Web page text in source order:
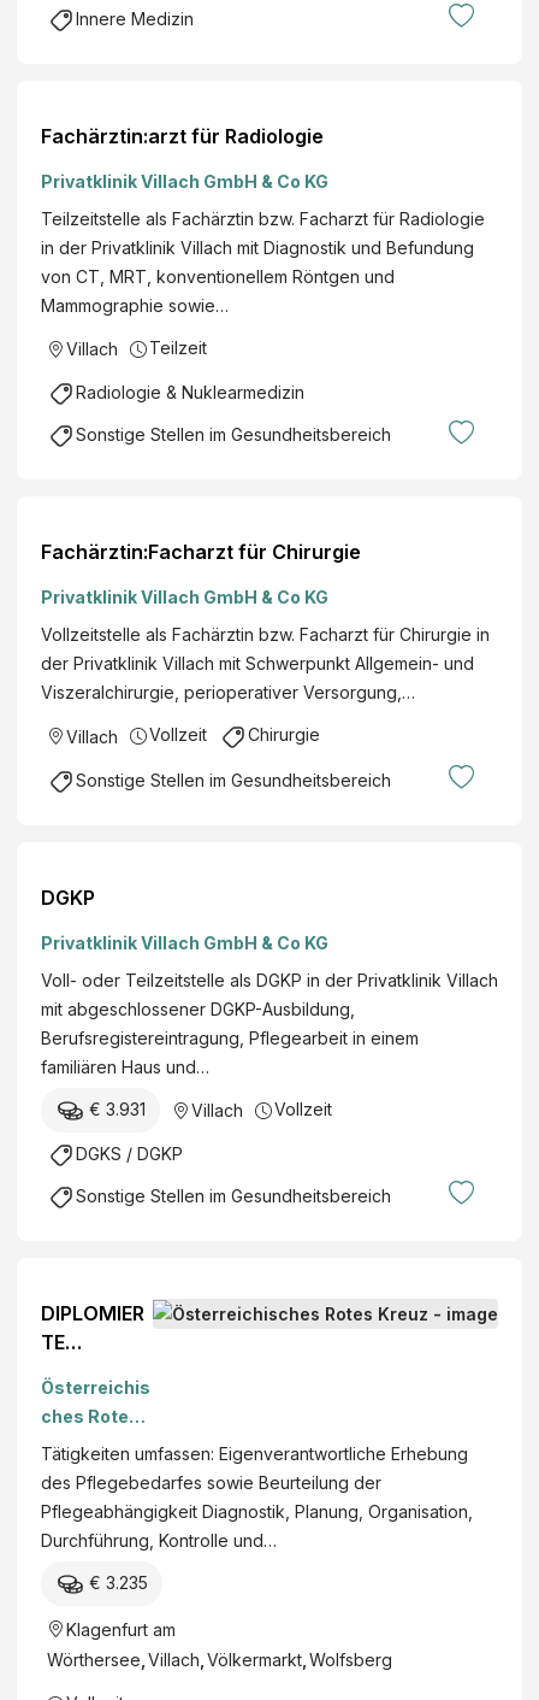
Innere Medizin
Fachärztin:arzt für Radiologie
Privatklinik Villach GmbH & Co KG
Teilzeitstelle als Fachärztin bzw. Facharzt für Radiologie
in der Privatklinik Villach mit Diagnostik und Befundung
von CT, MRT, konventionellem Röntgen und
Mammographie sowie…
Villach Teilzeit
Radiologie & Nuklearmedizin
Sonstige Stellen im Gesundheitsbereich
Fachärztin:Facharzt für Chirurgie
Privatklinik Villach GmbH & Co KG
Vollzeitstelle als Fachärztin bzw. Facharzt für Chirurgie in
der Privatklinik Villach mit Schwerpunkt Allgemein- und
Viszeralchirurgie, perioperativer Versorgung,…
Villach Vollzeit Chirurgie
Sonstige Stellen im Gesundheitsbereich
DGKP
Privatklinik Villach GmbH & Co KG
Voll- oder Teilzeitstelle als DGKP in der Privatklinik Villach
mit abgeschlossener DGKP-Ausbildung,
Berufsregistereintragung, Pflegearbeit in einem
familiären Haus und…
€ 3.931 Villach Vollzeit
DGKS / DGKP
Sonstige Stellen im Gesundheitsbereich
DIPLOMIER
TE
GESUNDHEI
TS- UND
KRANKENP
FLEGEPERS
ON
(W/M/D)
Vollzeit
oder
Österreichis
ches Rotes
Kreuz
Tätigkeiten umfassen: Eigenverantwortliche Erhebung
des Pflegebedarfes sowie Beurteilung der
Pflegeabhängigkeit Diagnostik, Planung, Organisation,
Durchführung, Kontrolle und…
€ 3.235
Klagenfurt am
Wörthersee Villach Völkermarkt Wolfsberg